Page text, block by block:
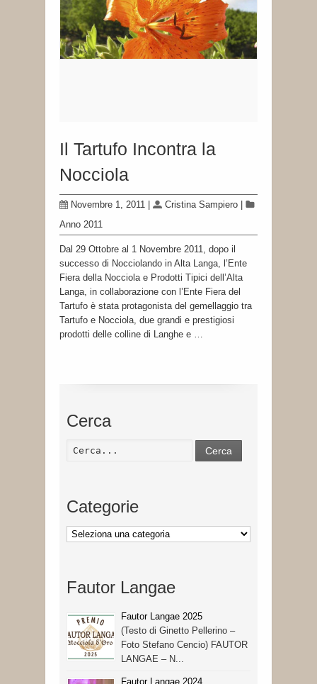
Il Tartufo Incontra la
Nocciola
Novembre 1, 2011 Cristina Sampiero
Anno 2011
Dal 29 Ottobre al 1 Novembre 2011, dopo il
successo di Nocciolando in Alta Langa, l’Ente
Fiera della Nocciola e Prodotti Tipici dell’Alta
Langa, in collaborazione con l’Ente Fiera del
Tartufo è stata protagonista del gemellaggio tra
Tartufo e Nocciola, due grandi e prestigiosi
prodotti delle colline di Langhe e …
Cerca
Cerca
Categorie
Categorie
Fautor Langae
Fautor Langae 2025
(Testo di Ginetto Pellerino –
Foto Stefano Cencio) FAUTOR
LANGAE – N...
Fautor Langae 2024